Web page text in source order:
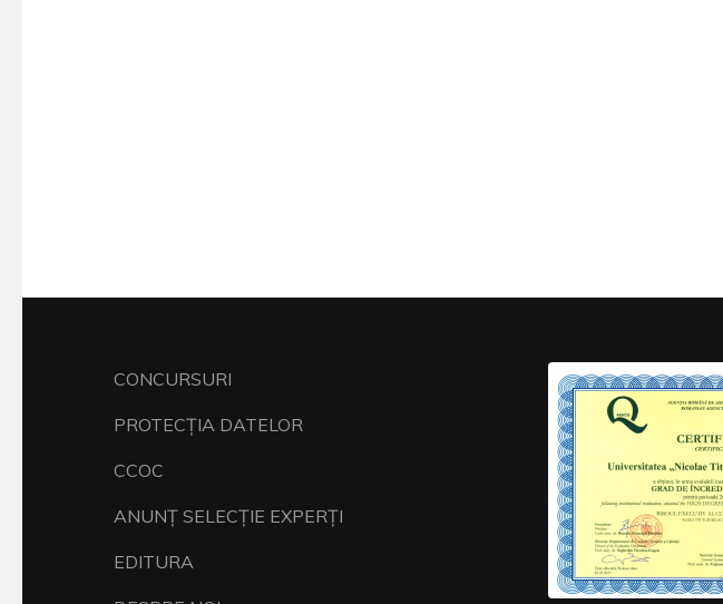
CONCURSURI
PROTECŢIA DATELOR
CCOC
ANUNŢ SELECŢIE EXPERŢI
EDITURA